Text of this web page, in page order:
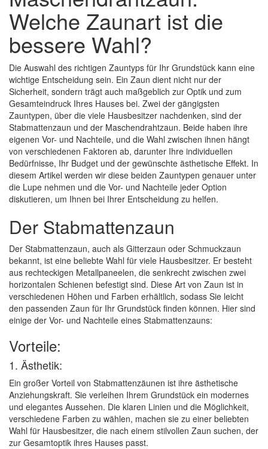
Welche Zaunart ist die
bessere Wahl?
Die Auswahl des richtigen Zauntyps für Ihr Grundstück kann eine
wichtige Entscheidung sein. Ein Zaun dient nicht nur der
Sicherheit, sondern trägt auch maßgeblich zur Optik und zum
Gesamteindruck Ihres Hauses bei. Zwei der gängigsten
Zauntypen, über die viele Hausbesitzer nachdenken, sind der
Stabmattenzaun und der Maschendrahtzaun. Beide haben ihre
eigenen Vor- und Nachteile, und die Wahl zwischen ihnen hängt
von verschiedenen Faktoren ab, darunter Ihre individuellen
Bedürfnisse, Ihr Budget und der gewünschte ästhetische Effekt. In
diesem Artikel werden wir diese beiden Zauntypen genauer unter
die Lupe nehmen und die Vor- und Nachteile jeder Option
diskutieren, um Ihnen bei Ihrer Entscheidung zu helfen.
Der Stabmattenzaun
Der Stabmattenzaun, auch als Gitterzaun oder Schmuckzaun
bekannt, ist eine beliebte Wahl für viele Hausbesitzer. Er besteht
aus rechteckigen Metallpaneelen, die senkrecht zwischen zwei
horizontalen Schienen befestigt sind. Diese Art von Zaun ist in
verschiedenen Höhen und Farben erhältlich, sodass Sie leicht
den passenden Zaun für Ihr Grundstück finden können. Hier sind
einige der Vor- und Nachteile eines Stabmattenzauns:
Vorteile:
1. Ästhetik:
Ein großer Vorteil von Stabmattenzäunen ist ihre ästhetische
Anziehungskraft. Sie verleihen Ihrem Grundstück ein modernes
und elegantes Aussehen. Die klaren Linien und die Möglichkeit,
verschiedene Farben zu wählen, machen sie zu einer beliebten
Wahl für Hausbesitzer, die nach einem stilvollen Zaun suchen, der
zur Gesamtoptik ihres Hauses passt.